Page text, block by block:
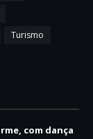
Turismo
com dança